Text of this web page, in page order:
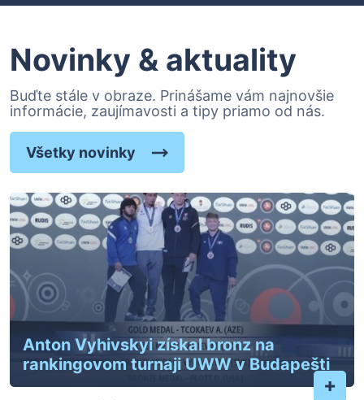
Novinky & aktuality
Buďte stále v obraze. Prinášame vám najnovšie
informácie, zaujímavosti a tipy priamo od nás.
Všetky novinky
Anton Vyhivskyi získal bronz na
rankingovom turnaji UWW v Budapešti
+